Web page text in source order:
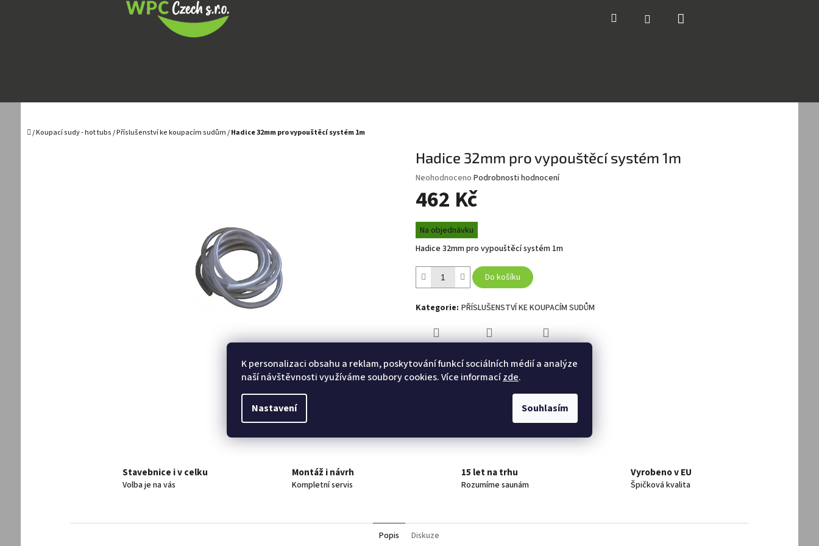
K personalizaci obsahu a reklam, poskytování funkcí sociálních médií a analýze
naší návštěvnosti využíváme soubory cookies. Více informacízde.
Nastavení Souhlasím
Hledat Přihlášení
Domů
/Koupací sudy - hot tubs/Příslušenství ke koupacím sudům/ Hadice 32mm pro vypouštěcí systém 1m
Hadice 32mm pro vypouštěcí systém 1m
Průměrné
produktu
0,0
z
5
Neohodnoceno Podrobnosti hodnocení
462 Kč
Měrná
cena:
Na objednávku
Hadice 32mm pro vypouštěcí systém 1m
Do košíku
Kategorie: PŘÍSLUŠENSTVÍ KE KOUPACÍM SUDŮM
Stavebnice i v celku
Volba je na vás
Montáž i návrh
Kompletní servis
15 let na trhu
Rozumíme saunám
Vyrobeno v EU
Špičková kvalita
Popis Diskuze